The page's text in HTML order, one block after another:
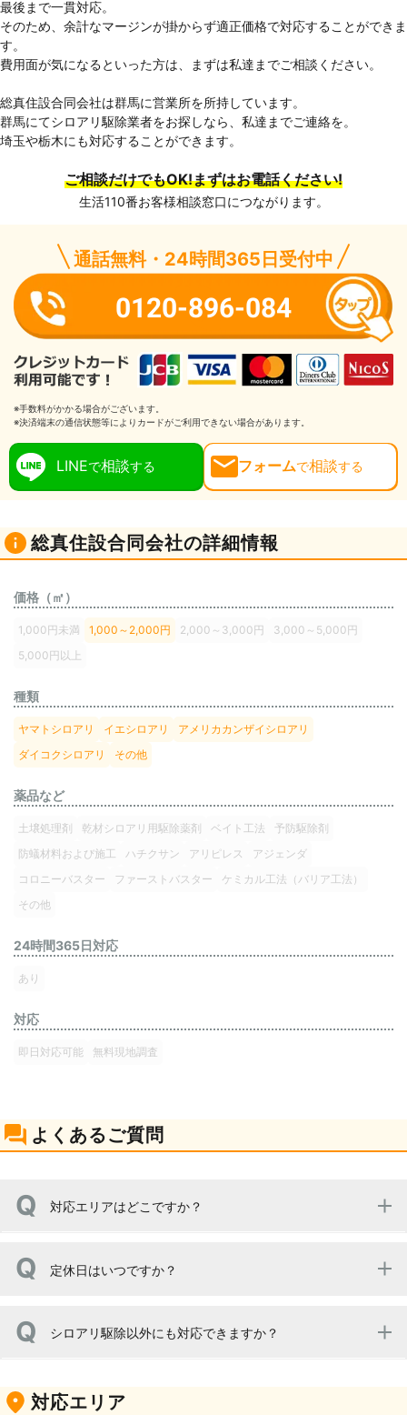
最後まで一貫対応。
そのため、余計なマージンが掛からず適正価格で対応することができま
す。
費用面が気になるといった方は、まずは私達までご相談ください。
総真住設合同会社は群馬に営業所を所持しています。
群馬にてシロアリ駆除業者をお探しなら、私達までご連絡を。
埼玉や栃木にも対応することができます。
ご相談だけでもOK!まずはお電話ください!
生活110番お客様相談窓口につながります。
通話無料・24時間365日受付中
0120-896-084
※手数料がかかる場合がございます。
※決済端末の通信状態等によりカードがご利用できない場合があります。
LINEで相談する フォームで相談する
総真住設合同会社の詳細情報
価格（㎡）
1,000円未満 1,000～2,000円 2,000～3,000円
3,000～5,000円
5,000円以上
種類
ヤマトシロアリ イエシロアリ
アメリカカンザイシロアリ
ダイコクシロアリ
その他
薬品など
土壌処理剤 乾材シロアリ用駆除薬剤 ベイト工法
予防駆除剤
防蟻材料および施工
ハチクサン アリピレス
アジェンダ
コロニーバスター
ファーストバスター
ケミカル工法（バリア工法）
その他
24時間365日対応
あり
対応
即日対応可能 無料現地調査
よくあるご質問
対応エリアはどこですか？
定休日はいつですか？
シロアリ駆除以外にも対応できますか？
獣駆除に対応可能です。
対応エリア